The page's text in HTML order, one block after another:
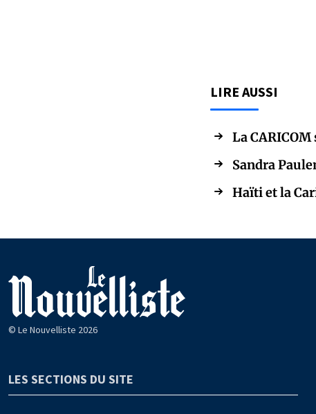
LIRE AUSSI
La
Sandra
Haïti et la
© Le Nouvelliste 2026
LES SECTIONS DU SITE